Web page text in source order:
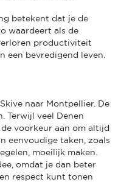
betekent dat je de
waardeert als de
productiviteit
een bevredigend leven.
naar Montpellier. De
Terwijl veel Denen
voorkeur aan om altijd
eenvoudige taken, zoals
moeilijk maken.
omdat je dan beter
respect kunt tonen